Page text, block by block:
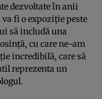
dezvoltate în anii
va fi o expoziție peste
să includă una
cu care ne-am
incredibilă, care să
reprezenta un